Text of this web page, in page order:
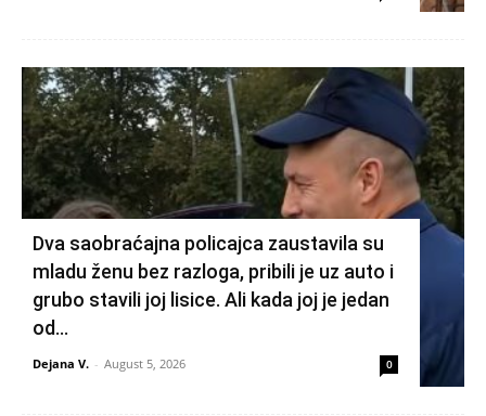
Dva saobraćajna policajca zaustavila su
mladu ženu bez razloga, pribili je uz auto i
grubo stavili joj lisice. Ali kada joj je jedan
od...
Dejana V. - August 5, 2026 0